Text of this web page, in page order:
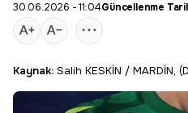
30.06.2026 - 11:04Güncellenme
Kaynak: Salih KESKİN / MARDİN,